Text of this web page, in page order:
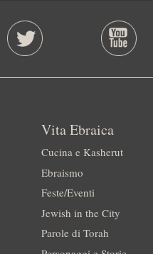
Vita Ebraica
Cucina e Kasherut
Ebraismo
Feste/Eventi
Jewish in the City
Parole di Torah